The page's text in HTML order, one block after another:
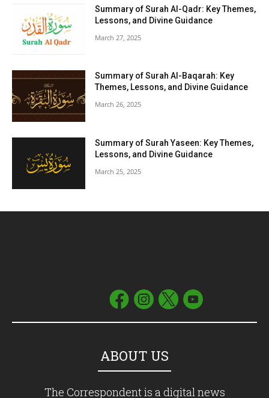
Summary of Surah Al-Qadr: Key Themes,
Lessons, and Divine Guidance
March 27, 2025
Summary of Surah Al-Baqarah: Key
Themes, Lessons, and Divine Guidance
March 26, 2025
Summary of Surah Yaseen: Key Themes,
Lessons, and Divine Guidance
March 25, 2025
ABOUT US
The Correspondent is a digital news